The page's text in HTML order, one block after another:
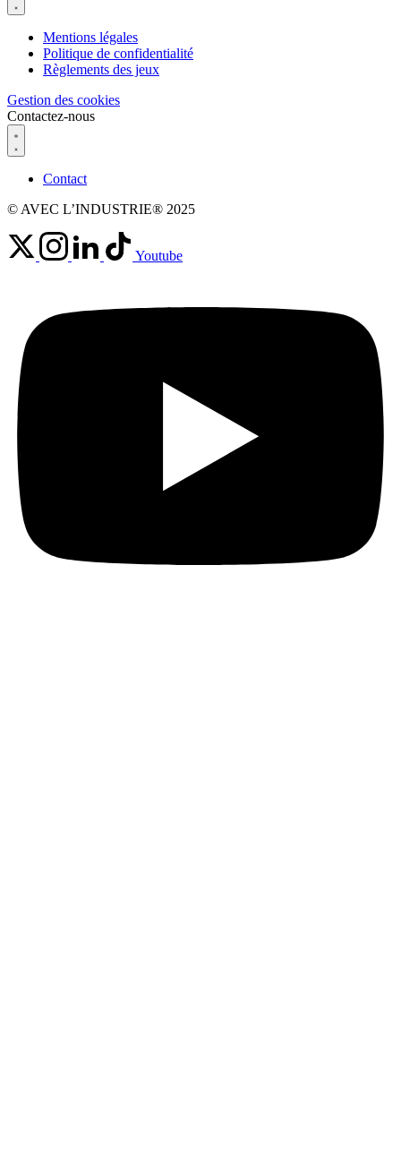
Mentions légales
Politique de confidentialité
Règlements des jeux
Gestion des cookies
Contactez-nous
Contact
© AVEC L’INDUSTRIE® 2025
Youtube